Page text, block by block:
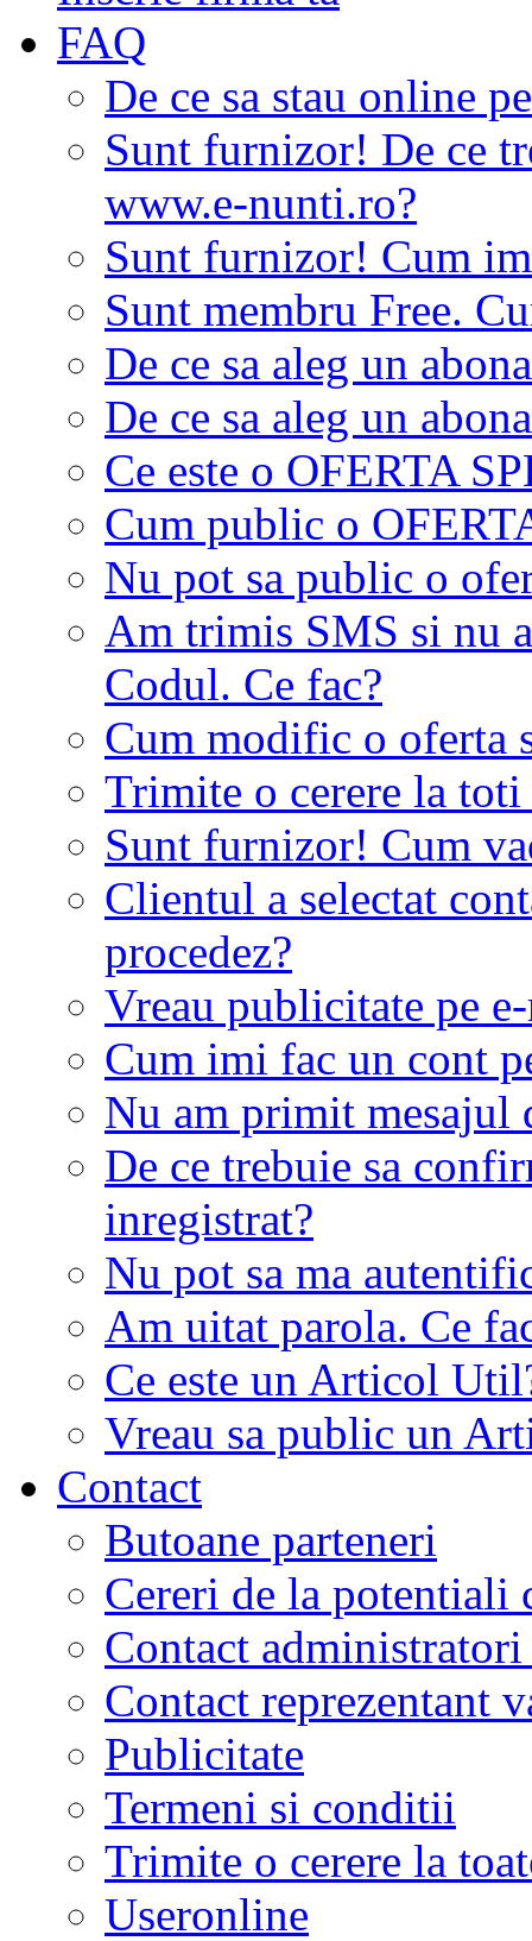
FAQ
De ce sa stau online
Sunt furnizor! De ce
www.e-nunti.ro?
Sunt furnizor! Cum
Sunt membru Free.
De ce sa aleg un
De ce sa aleg un
Ce este o OFERTA
Cum public o
Nu pot sa public o
Am trimis SMS si nu
Codul. Ce fac?
Cum modific o oferta
Trimite o cerere la
Sunt furnizor! Cum
Clientul a selectat
procedez?
Vreau publicitate pe
Cum imi fac un cont
Nu am primit mesajul
De ce trebuie sa
inregistrat?
Nu pot sa ma
Am uitat parola. Ce
Ce este un Articol
Vreau sa public un
Contact
Butoane parteneri
Cereri de la potentiali
Contact
Contact reprezentant
Publicitate
Termeni si conditii
Trimite o cerere la
Useronline